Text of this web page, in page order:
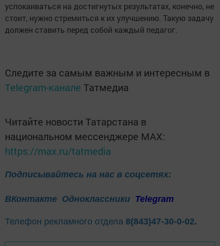
успокаиваться на достигнутых результатах, конечно, не
стоит, нужно стремиться к их улучшению. Такую задачу
должен ставить перед собой каждый педагог.
Следите за самым важным и интересным в
Telegram-канале Татмедиа
Читайте новости Татарстана в
национальном мессенджере MАХ:
https://max.ru/tatmedia
Подписывайтесь на нас в соцсетях:
ВКонтакте Одноклассники Telegram
Телефон рекламного отдела 8(843)47-30-0-02.